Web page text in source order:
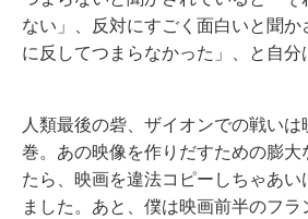
ない」、反対にすごく面白いと聞
に反してつまらなかった」、と自分
人類最後の砦、ザイオンでの戦い
巻。あの映像を作りだすための膨大
たら、映画を違法コピーしちゃあ
ました。あと、僕は映画前半のフ